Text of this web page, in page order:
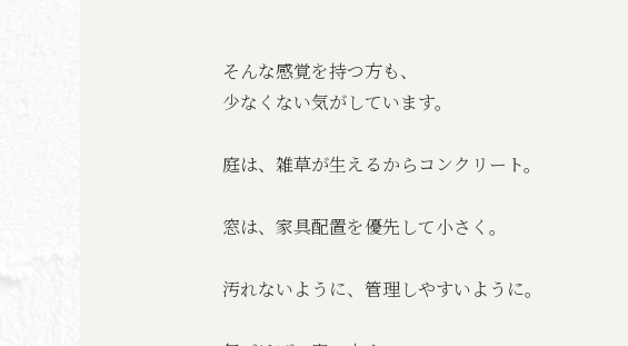
そんな感覚を持つ方も、
少なくない気がしています。
庭は、雑草が生えるからコンクリート。
窓は、家具配置を優先して小さく。
汚れないように、管理しやすいように。